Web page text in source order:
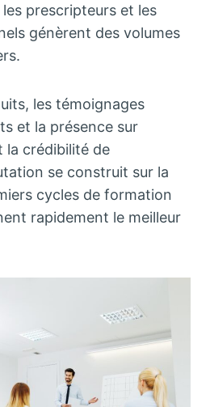
prescripteurs et les
génèrent des volumes
les témoignages
et la présence sur
la crédibilité de
se construit sur la
cycles de formation
rapidement le meilleur